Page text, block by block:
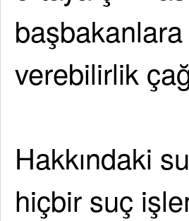
başbakanlara
verebilirlik
Hakkındaki
hiçbir suç